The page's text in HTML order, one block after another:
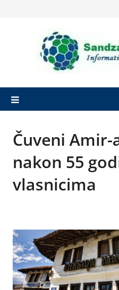
Čuveni Amir-
nakon 55
vlasnicima